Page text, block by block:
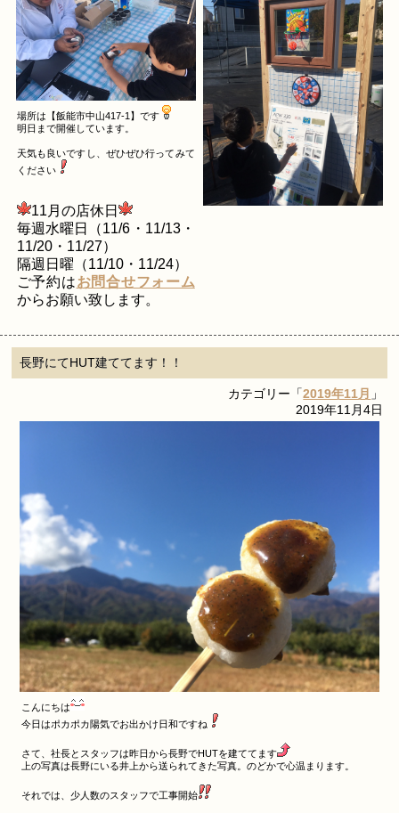
場所は【飯能市中山417-1】です
明日まで開催しています。
天気も良いですし、ぜひぜひ行ってみて
ください
11月の店休日
毎週水曜日（11/6・11/13・
11/20・11/27）
隔週日曜（11/10・11/24）
ご予約はお問合せフォーム
からお願い致します。
長野にてHUT建ててます！！
カテゴリー「2019年11月 」
2019年11月4日
こんにちは
今日はポカポカ陽気でお出かけ日和ですね
さて、社長とスタッフは昨日から長野でHUTを建ててます
上の写真は長野にいる井上から送られてきた写真。のどかで心温まります。
それでは、少人数のスタッフで工事開始